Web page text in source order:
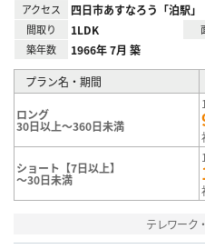
アクセス 四日市あすなろう「泊駅」
間取り 1LDK
築年数 1966年 7月 築
プラン名・期間
ロング
30日以上～360日未満
ショート【7日以上】
～30日未満
テレワーク